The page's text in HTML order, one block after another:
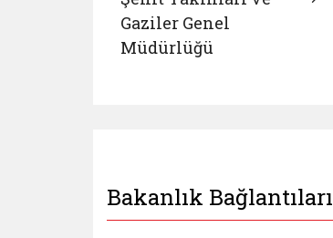
Gaziler Genel
Müdürlüğü
Bakanlık Bağlantıları